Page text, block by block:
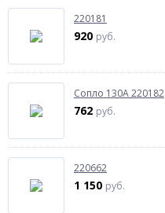
220181
920 руб.
Сопло 130А 220182
762 руб.
220662
1 150 руб.